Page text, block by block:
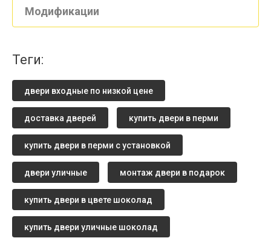
Модификации
теги:
двери входные по низкой цене
доставка дверей купить двери в перми
купить двери в перми с установкой
двери уличные монтаж двери в подарок
купить двери в цвете шоколад
купить двери уличные шоколад